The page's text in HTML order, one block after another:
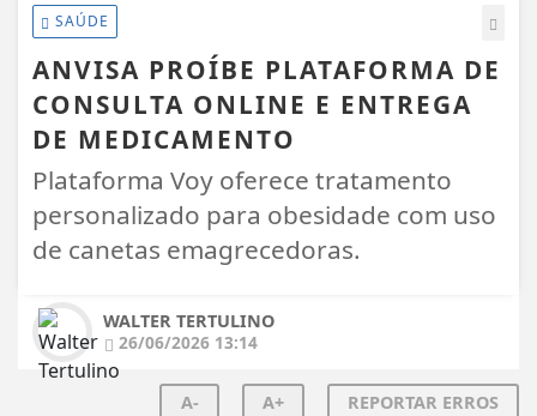
SAÚDE
ANVISA PROÍBE PLATAFORMA DE
CONSULTA ONLINE E ENTREGA
DE MEDICAMENTO
Plataforma Voy oferece tratamento
personalizado para obesidade com uso
de canetas emagrecedoras.
WALTER TERTULINO
26/06/2026 13:14
A- A+ REPORTAR ERROS